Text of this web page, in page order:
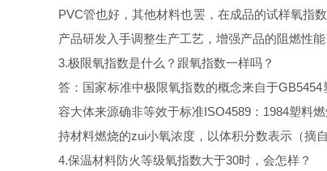
PVC管也好，其他材料也罢，在成品的试样氧指
产品研发入手调整生产工艺，增强产品的阻燃性
3.极限氧指数是什么？ 跟氧指数一样吗？
答：国家标准中极限氧指数的概念来自于
容大体来源确非等效于标准ISO4589：1984塑
持材料燃烧的zui小氧浓度，以体积分数表示（摘
4.保温材料防火等级氧指数大于30时，会怎样？